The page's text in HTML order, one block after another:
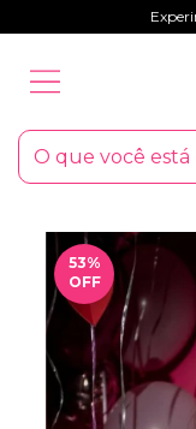
53%
OFF